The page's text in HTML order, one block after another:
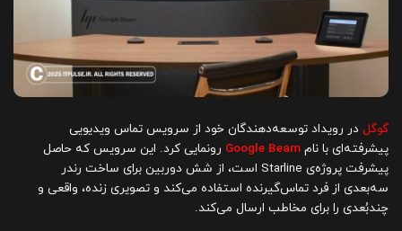
گوگل در رویداد توسعه‌دهندگان خود از سرویس تماس ویدیویی
پیشرفته‌ای با نام Google Beam رونمایی کرد. این سرویس که حاصل
پیشرفت پروژه‌ی Starline است، از شش دوربین برای ساخت رندر
سه‌بعدی از فرد تماس‌گیرنده استفاده می‌کند و تصویری زنده، واقعی و
چندبُعدی را برای مخاطب ارسال می‌کند.